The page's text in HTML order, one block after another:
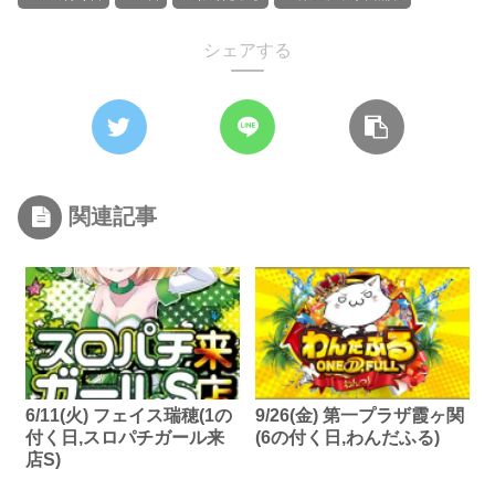
シェアする
関連記事
6/11(火) フェイス瑞穂(1の
付く日,スロパチガール来
店S)
9/26(金) 第一プラザ霞ヶ関
(6の付く日,わんだふる)